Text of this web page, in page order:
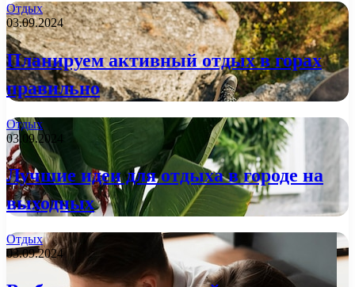
Отдых
03.09.2024
Планируем активный отдых в горах
правильно
Отдых
03.09.2024
Лучшие идеи для отдыха в городе на
выходных
Отдых
03.09.2024